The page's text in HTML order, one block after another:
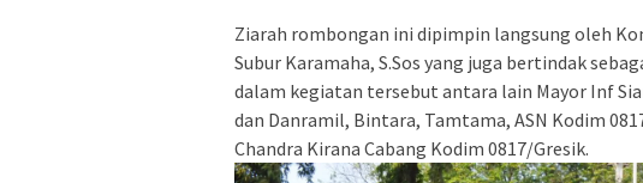
Ziarah rombongan ini dipimpin langsung oleh
Subur Karamaha, S.Sos yang juga bertindak
dalam kegiatan tersebut antara lain Mayor Inf
dan Danramil, Bintara, Tamtama, ASN Kodim
Chandra Kirana Cabang Kodim 0817/Gresik.